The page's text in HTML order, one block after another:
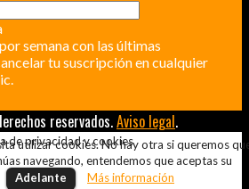
semana con las últimas
tu suscripción en cualquier
reservados.Aviso legal.
utilizar cookies. No hay otra si queremos
navegando, entendemos que aceptas su
Adelante Más información
de privacidad y cookies